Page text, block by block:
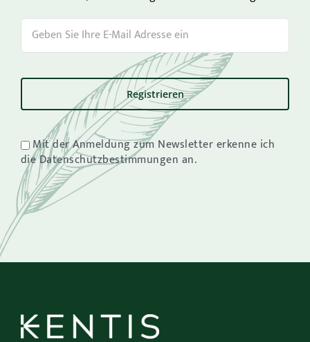
Mit der Anmeldung zum Newsletter erkenne ich
die Datenschutzbestimmungen an.